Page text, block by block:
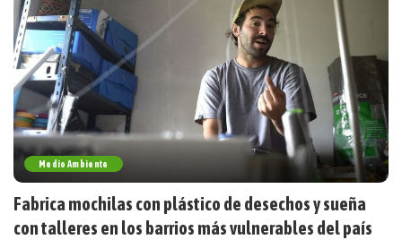
Medio Ambiente
Fabrica mochilas con plástico de desechos y sueña
con talleres en los barrios más vulnerables del país